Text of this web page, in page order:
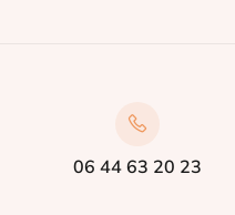
06 44 63 20 23